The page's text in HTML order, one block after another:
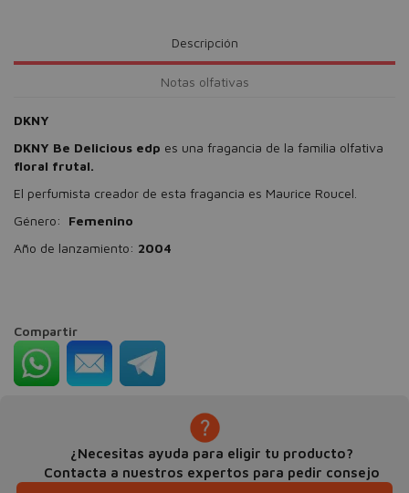
Descripción
Notas olfativas
DKNY
DKNY Be Delicious edp es una fragancia de la familia olfativa
floral frutal.
El perfumista creador de esta fragancia es Maurice Roucel.
Género: Femenino
Año de lanzamiento: 2004
Compartir
¿Necesitas ayuda para eligir tu producto?
Contacta a nuestros expertos para pedir consejo